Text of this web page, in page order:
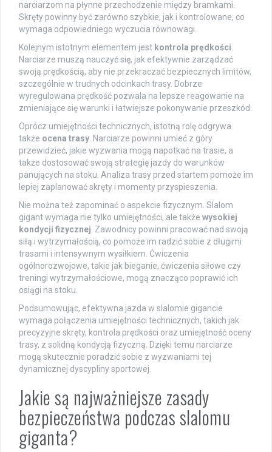
narciarzom na płynne przechodzenie między bramkami.
Skręty powinny być zarówno szybkie, jak i kontrolowane, co
wymaga odpowiedniego wyczucia równowagi.
Kolejnym istotnym elementem jest kontrola prędkości.
Narciarze muszą nauczyć się, jak efektywnie zarządzać
swoją prędkością, aby nie przekraczać bezpiecznych limitów,
szczególnie w trudnych odcinkach trasy. Dobrze
wyregulowana prędkość pozwala na lepsze reagowanie na
zmieniające się warunki i łatwiejsze pokonywanie przeszkód.
Oprócz umiejętności technicznych, istotną rolę odgrywa
także ocena trasy. Narciarze powinni umieć z góry
przewidzieć, jakie wyzwania mogą napotkać na trasie, a
także dostosować swoją strategię jazdy do warunków
panujących na stoku. Analiza trasy przed startem pomoże im
lepiej zaplanować skręty i momenty przyspieszenia.
Nie można też zapominać o aspekcie fizycznym. Slalom
gigant wymaga nie tylko umiejętności, ale także wysokiej
kondycji fizycznej. Zawodnicy powinni pracować nad swoją
siłą i wytrzymałością, co pomoże im radzić sobie z długimi
trasami i intensywnym wysiłkiem. Ćwiczenia
ogólnorozwojowe, takie jak bieganie, ćwiczenia siłowe czy
treningi wytrzymałościowe, mogą znacząco poprawić ich
osiągi na stoku.
Podsumowując, efektywna jazda w slalomie gigancie
wymaga połączenia umiejętności technicznych, takich jak
precyzyjne skręty, kontrola prędkości oraz umiejętność oceny
trasy, z solidną kondycją fizyczną. Dzięki temu narciarze
mogą skutecznie poradzić sobie z wyzwaniami tej
dynamicznej dyscypliny sportowej.
Jakie są najważniejsze zasady
bezpieczeństwa podczas slalomu
giganta?